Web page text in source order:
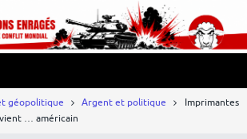
géopolitique Argent et politique
Imprimantes
… américain